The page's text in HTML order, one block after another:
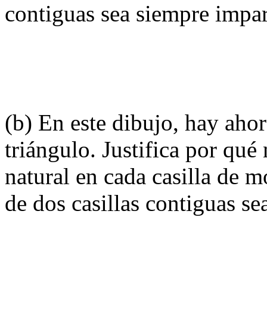
contiguas sea siempre
(b) En este dibujo, hay
triángulo. Justifica por qué
natural en cada casilla de
de dos casillas contiguas